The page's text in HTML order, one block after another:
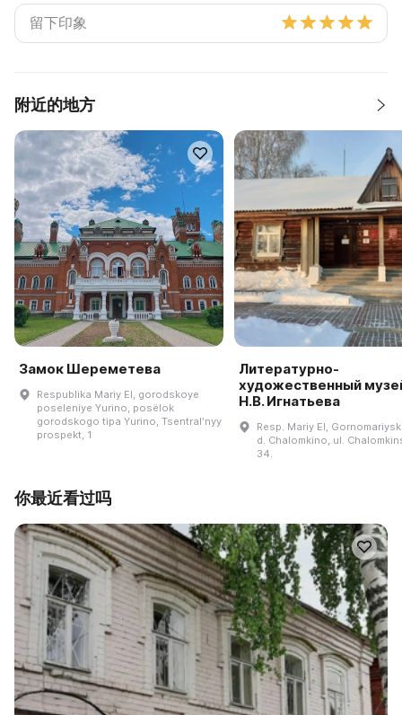
附近的地方
Замок Шереметева
Respublika Mariy El, gorodskoye
poseleniye Yurino, posëlok
gorodskogo tipa Yurino, Tsentralʹnyy
prospekt, 1
Литературно-
художественный
Н.В. Игнатьева
Resp. Mariy El,
d. Chalomkino, ul.
34.
你最近看过吗